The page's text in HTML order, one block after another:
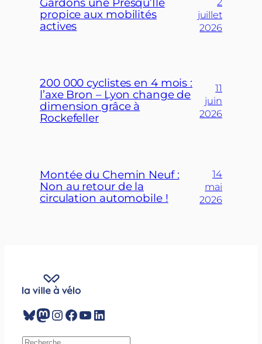
propice aux mobilités
actives
juillet
2026
200 000 cyclistes en 4 mois :
l’axe Bron – Lyon change de
dimension grâce à
Rockefeller
11
juin
2026
Montée du Chemin Neuf :
Non au retour de la
circulation automobile !
14
mai
2026
Bluesky Mastodon InstagramFacebook YouTube LinkedIn